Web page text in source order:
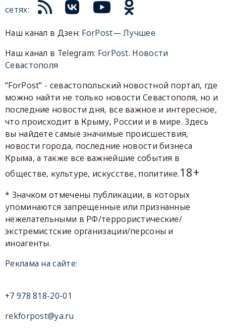
сетях:
Наш канал в Дзен: ForPost— Лучшее
Наш канал в Telegram: ForPost. Новости
Севастополя
"ForPost" - севастопольский новостной портал, где
можно найти не только новости Севастополя, но и
последние новости дня, все важное и интересное,
что происходит в Крыму, России и в мире. Здесь
вы найдете самые значимые происшествия,
новости города, последние новости бизнеса
Крыма, а также все важнейшие события в
обществе, культуре, искусстве, политике.18+
* Значком отмечены публикации, в которых
упоминаются запрещенные или признанные
нежелательными в РФ/террористические/
экстремистские организации/персоны и
иноагенты.
Реклама на сайте:
+7 978 818-20-01
rekforpost@ya.ru